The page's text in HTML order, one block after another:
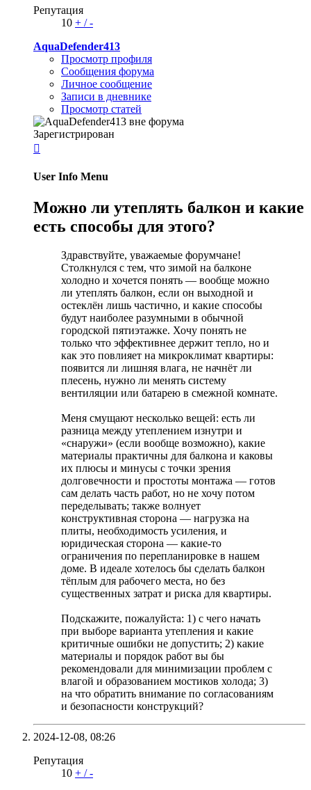
Репутация
10 + /-
AquaDefender413
Просмотр профиля
Сообщения форума
Личное сообщение
Записи в дневнике
Просмотр статей
Зарегистрирован

User Info Menu
Можно ли утеплять балкон и какие
есть способы для этого?
Здравствуйте, уважаемые форумчане!
Столкнулся с тем, что зимой на балконе
холодно и хочется понять — вообще можно
ли утеплять балкон, если он выходной и
остеклён лишь частично, и какие способы
будут наиболее разумными в обычной
городской пятиэтажке. Хочу понять не
только что эффективнее держит тепло, но и
как это повлияет на микроклимат квартиры:
появится ли лишняя влага, не начнёт ли
плесень, нужно ли менять систему
вентиляции или батарею в смежной комнате.
Меня смущают несколько вещей: есть ли
разница между утеплением изнутри и
«снаружи» (если вообще возможно), какие
материалы практичны для балкона и каковы
их плюсы и минусы с точки зрения
долговечности и простоты монтажа — готов
сам делать часть работ, но не хочу потом
переделывать; также волнует
конструктивная сторона — нагрузка на
плиты, необходимость усиления, и
юридическая сторона — какие-то
ограничения по перепланировке в нашем
доме. В идеале хотелось бы сделать балкон
тёплым для рабочего места, но без
существенных затрат и риска для квартиры.
Подскажите, пожалуйста: 1) с чего начать
при выборе варианта утепления и какие
критичные ошибки не допустить; 2) какие
материалы и порядок работ вы бы
рекомендовали для минимизации проблем с
влагой и образованием мостиков холода; 3)
на что обратить внимание по согласованиям
и безопасности конструкций?
2024-12-08, 08:26
Репутация
10 + /-